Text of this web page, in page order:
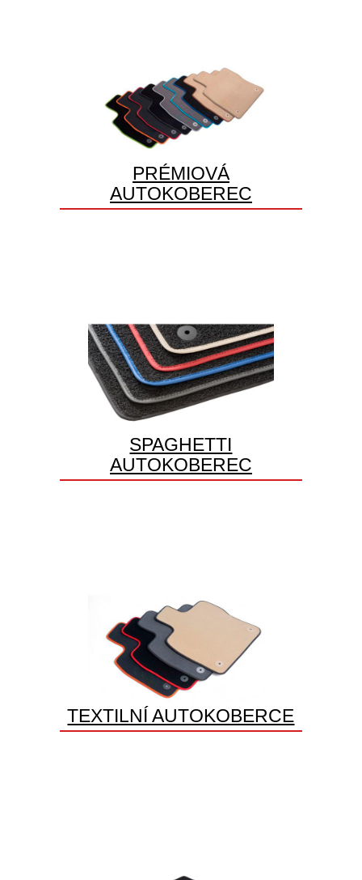
PRÉMIOVÁ
AUTOKOBEREC
SPAGHETTI
AUTOKOBEREC
TEXTILNÍ AUTOKOBERCE